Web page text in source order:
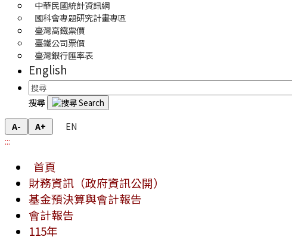
中華民國統計資訊網
國科會專題研究計畫專區
臺灣高鐵票價
臺鐵公司票價
臺灣銀行匯率表
English
搜尋
A- A+
EN
:::
首頁
財務資訊（政府資訊公開）
基金預決算與會計報告
會計報告
115年